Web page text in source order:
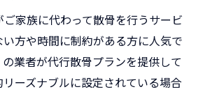
家族に代わって散骨を行うサービ
方や時間に制約がある方に人気で
業者が代行散骨プランを提供して
ーズナブルに設定されている場合